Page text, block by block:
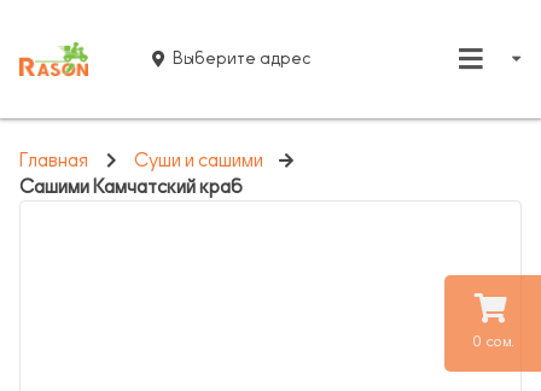
0 сом.
Выберите адрес
Главная
Суши и сашими
Сашими Камчатский краб